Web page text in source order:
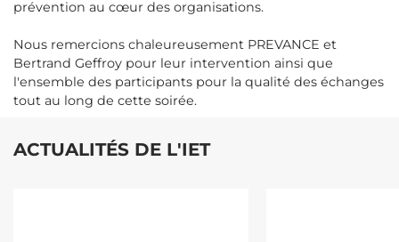
prévention au cœur des organisations.
Nous remercions chaleureusement PREVANCE et
Bertrand Geffroy pour leur intervention ainsi que
l'ensemble des participants pour la qualité des échanges
tout au long de cette soirée.
ACTUALITÉS DE L'IET